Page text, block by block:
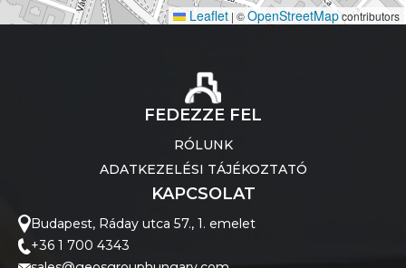
Leaflet | ©OpenStreetMapcontributors
FEDEZZE FEL
RÓLUNK
ADATKEZELÉSI TÁJÉKOZTATÓ
KAPCSOLAT
Budapest, Ráday utca 57., 1. emelet
+36 1 700 4343